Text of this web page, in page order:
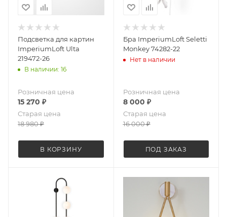
Подсветка для картин
ImperiumLoft Ulta
219472-26
В наличии: 16
Розничная цена
15 270 ₽
Старая цена
18 980₽
В КОРЗИНУ
Бра ImperiumLoft Seletti
Monkey 74282-22
Нет в наличии
Розничная цена
8 000 ₽
Старая цена
16 000₽
ПОД ЗАКАЗ